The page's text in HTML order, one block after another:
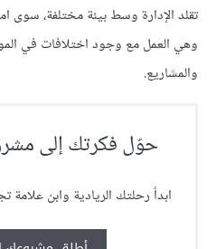
تقلد الإدارة وسط بيئة مختلفة، سوى
وهي العمل مع وجود اختلافات في
والمشاريع.
حوّل فكرتك إلى
ابدأ رحلتك الريادية وابن علامة